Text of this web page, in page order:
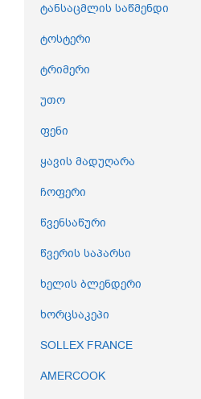
ტანსაცმლის საწმენდი
ტოსტერი
ტრიმერი
უთო
ფენი
ყავის მადუღარა
ჩოფერი
წვენსაწური
წვერის საპარსი
ხელის ბლენდერი
ხორცსაკეპი
SOLLEX FRANCE
AMERCOOK